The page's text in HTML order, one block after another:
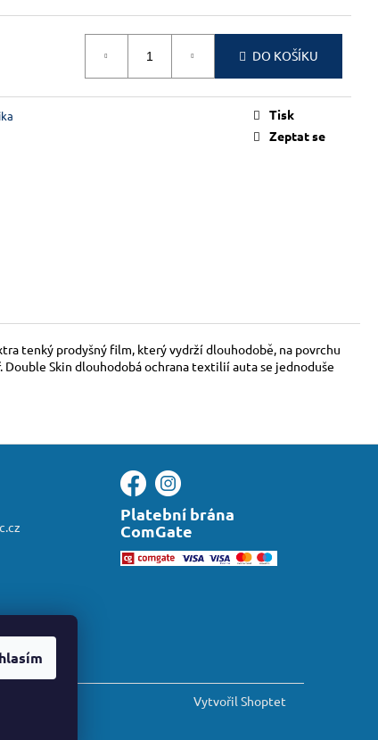
DO KOŠÍKU
Tisk
Zeptat se
tenký prodyšný film, který vydrží dlouhodobě, na povrchu
Skin dlouhodobá ochrana textilií auta se jednoduše
Platební brána
ComGate
Vytvořil Shoptet